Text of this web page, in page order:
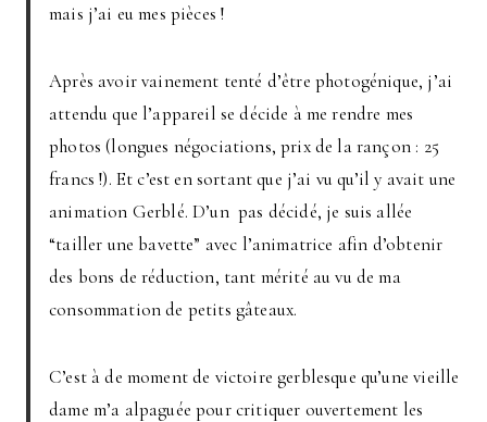
mais j’ai eu mes pièces !
Après avoir vainement tenté d’être photogénique, j’ai
attendu que l’appareil se décide à me rendre mes
photos (longues négociations, prix de la rançon : 25
francs !). Et c’est en sortant que j’ai vu qu’il y avait une
animation Gerblé. D’un pas décidé, je suis allée
“tailler une bavette” avec l’animatrice afin d’obtenir
des bons de réduction, tant mérité au vu de ma
consommation de petits gâteaux.
C’est à de moment de victoire gerblesque qu’une vieille
dame m’a alpaguée pour critiquer ouvertement les